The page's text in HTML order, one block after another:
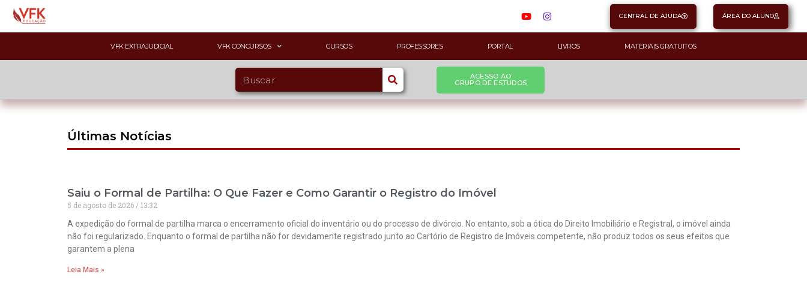
CENTRAL DE AJUDA ÁREA DO ALUNO
VFK EXTRAJUDICIAL VFK CONCURSOS CURSOS PROFESSORES PORTAL LIVROS MATERIAIS GRATUITOS
ACESSO AO
GRUPO DE ESTUDOS
Últimas Notícias
Saiu o Formal de Partilha: O Que Fazer e Como Garantir o Registro do Imóvel
5 de agosto de 2026
13:32
A expedição do formal de partilha marca o encerramento oficial do inventário ou do processo de divórcio. No entanto, sob a ótica do Direito Imobiliário e Registral, o imóvel ainda
não foi regularizado. Enquanto o formal de partilha não for devidamente registrado junto ao Cartório de Registro de Imóveis competente, não produz todos os seus efeitos que
garantem a plena
Leia Mais »